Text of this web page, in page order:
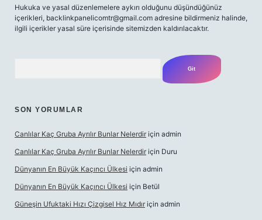
Hukuka ve yasal düzenlemelere aykırı olduğunu düşündüğünüz
içerikleri, backlinkpanelicomtr@gmail.com adresine bildirmeniz halinde,
ilgili içerikler yasal süre içerisinde sitemizden kaldırılacaktır.
SON YORUMLAR
Canlılar Kaç Gruba Ayrılır Bunlar Nelerdir için admin
Canlılar Kaç Gruba Ayrılır Bunlar Nelerdir için Duru
Dünyanın En Büyük Kaçıncı Ülkesi için admin
Dünyanın En Büyük Kaçıncı Ülkesi için Betül
Güneşin Ufuktaki Hızı Çizgisel Hız Mıdır için admin